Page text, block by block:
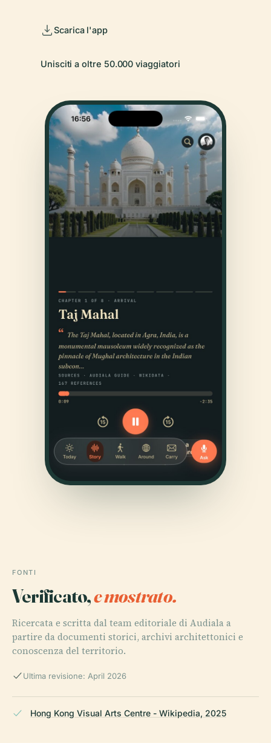
Scarica l'app
Unisciti a oltre 50.000 viaggiatori
FONTI
Verificato,e mostrato.
Ricercata e scritta dal team editoriale di Audiala a
partire da documenti storici, archivi architettonici e
conoscenza del territorio.
Ultima revisione: April 2026
Hong Kong Visual Arts Centre - Wikipedia, 2025